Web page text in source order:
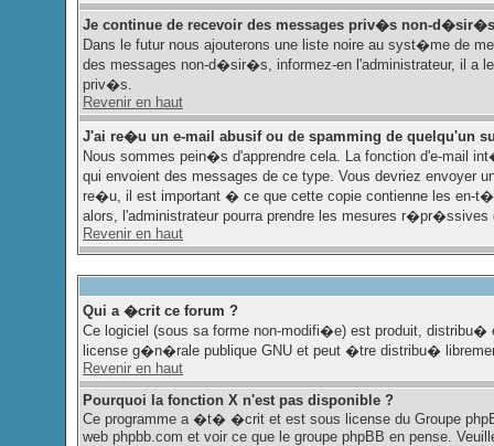
Je continue de recevoir des messages priv�s non-
Dans le futur nous ajouterons une liste noire au syst�me de
des messages non-d�sir�s, informez-en l'administrateur, il a
priv�s.
Revenir en haut
J'ai re�u un e-mail abusif ou de spamming de quelqu'un
Nous sommes pein�s d'apprendre cela. La fonction d'e-mail
qui envoient des messages de ce type. Vous devriez envoyer
re�u, il est important � ce que cette copie contienne les en-
alors, l'administrateur pourra prendre les mesures r�pr�ssives
Revenir en haut
Qui a �crit ce forum ?
Ce logiciel (sous sa forme non-modifi�e) est produit, distribu�
license g�n�rale publique GNU et peut �tre distribu�
Revenir en haut
Pourquoi la fonction X n'est pas disponible ?
Ce programme a �t� �crit et est sous license du Groupe
web phpbb.com et voir ce que le groupe phpBB en pense.